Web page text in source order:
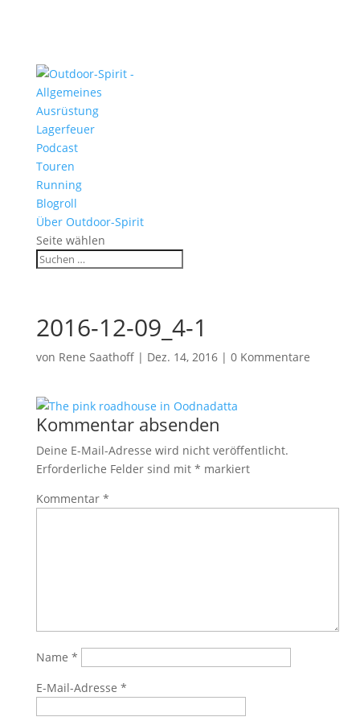
Allgemeines
Ausrüstung
Lagerfeuer
Podcast
Touren
Running
Blogroll
Über Outdoor-Spirit
Seite wählen
2016-12-09_4-1
von Rene Saathoff| Dez. 14, 2016| 0 Kommentare
Kommentar absenden
Deine E-Mail-Adresse wird nicht veröffentlicht.
Erforderliche Felder sind mit * markiert
Kommentar *
Name *
E-Mail-Adresse *